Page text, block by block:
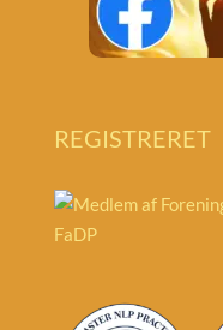
REGISTRERET